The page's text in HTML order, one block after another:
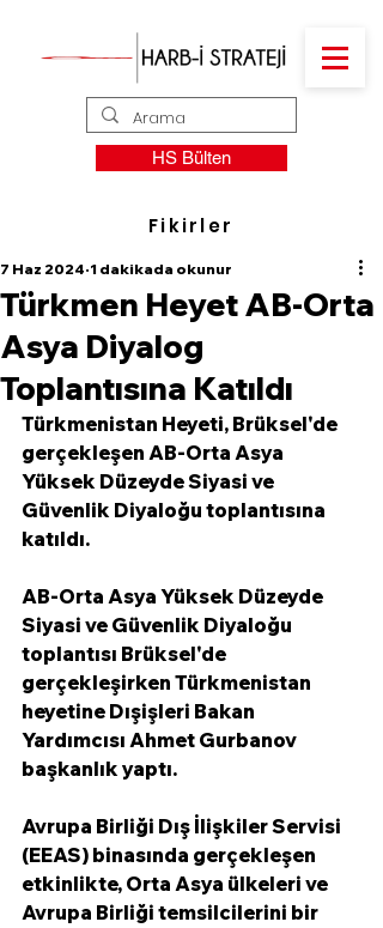
HS Bülten
Fikirler
Türkmen Heyet AB-Orta
Asya Diyalog
Toplantısına Katıldı
7 Haz 2024 1 dakikada okunur
Türkmenistan Heyeti, Brüksel'de
gerçekleşen AB-Orta Asya
Yüksek Düzeyde Siyasi ve
Güvenlik Diyaloğu toplantısına
katıldı.
AB-Orta Asya Yüksek Düzeyde
Siyasi ve Güvenlik Diyaloğu
toplantısı Brüksel'de
gerçekleşirken Türkmenistan
heyetine Dışişleri Bakan
Yardımcısı Ahmet Gurbanov
başkanlık yaptı.
Avrupa Birliği Dış İlişkiler Servisi
(EEAS) binasında gerçekleşen
etkinlikte, Orta Asya ülkeleri ve
Avrupa Birliği temsilcilerini bir